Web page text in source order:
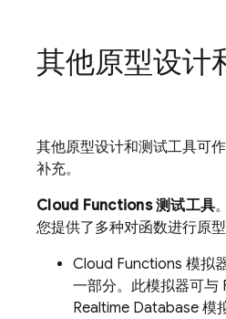
其他原型设计
其他原型设计和测试工具可
补充。
Cloud Functions 测试工具
您提供了多种对函数进行原
Cloud Functions 模拟
一部分。此模拟器可
Realtime Database 模